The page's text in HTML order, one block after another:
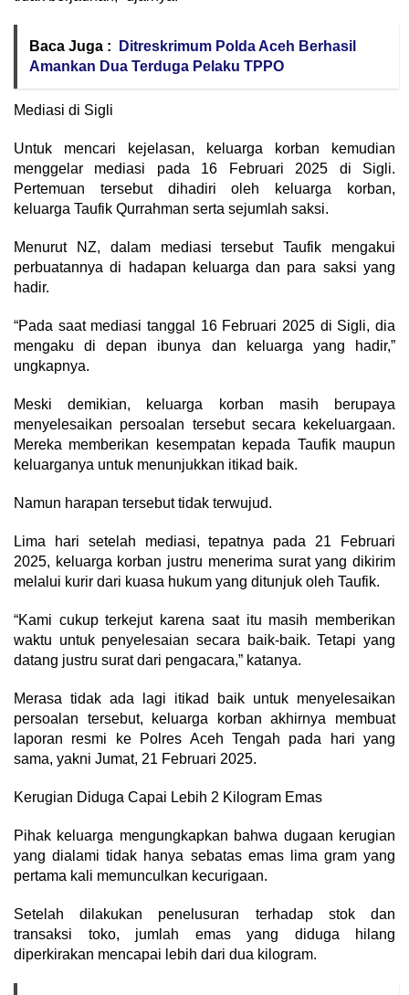
Baca Juga :
Ditreskrimum Polda Aceh Berhasil
Amankan Dua Terduga Pelaku TPPO
Mediasi di Sigli
Untuk mencari kejelasan, keluarga korban kemudian
menggelar mediasi pada 16 Februari 2025 di Sigli.
Pertemuan tersebut dihadiri oleh keluarga korban,
keluarga Taufik Qurrahman serta sejumlah saksi.
Menurut NZ, dalam mediasi tersebut Taufik mengakui
perbuatannya di hadapan keluarga dan para saksi yang
hadir.
“Pada saat mediasi tanggal 16 Februari 2025 di Sigli, dia
mengaku di depan ibunya dan keluarga yang hadir,”
ungkapnya.
Meski demikian, keluarga korban masih berupaya
menyelesaikan persoalan tersebut secara kekeluargaan.
Mereka memberikan kesempatan kepada Taufik maupun
keluarganya untuk menunjukkan itikad baik.
Namun harapan tersebut tidak terwujud.
Lima hari setelah mediasi, tepatnya pada 21 Februari
2025, keluarga korban justru menerima surat yang dikirim
melalui kurir dari kuasa hukum yang ditunjuk oleh Taufik.
“Kami cukup terkejut karena saat itu masih memberikan
waktu untuk penyelesaian secara baik-baik. Tetapi yang
datang justru surat dari pengacara,” katanya.
Merasa tidak ada lagi itikad baik untuk menyelesaikan
persoalan tersebut, keluarga korban akhirnya membuat
laporan resmi ke Polres Aceh Tengah pada hari yang
sama, yakni Jumat, 21 Februari 2025.
Kerugian Diduga Capai Lebih 2 Kilogram Emas
Pihak keluarga mengungkapkan bahwa dugaan kerugian
yang dialami tidak hanya sebatas emas lima gram yang
pertama kali memunculkan kecurigaan.
Setelah dilakukan penelusuran terhadap stok dan
transaksi toko, jumlah emas yang diduga hilang
diperkirakan mencapai lebih dari dua kilogram.